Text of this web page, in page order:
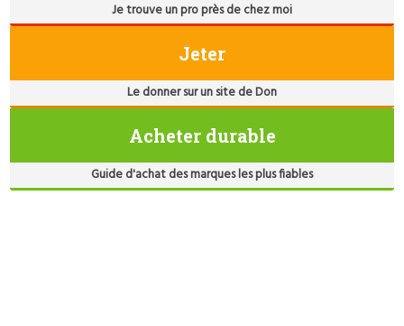
Je trouve un pro près de chez moi
Jeter
Le donner sur un site de Don
Acheter durable
Guide d'achat des marques les plus fiables